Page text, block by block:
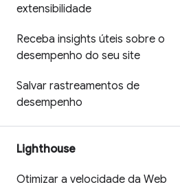
extensibilidade
Receba insights úteis sobre o
desempenho do seu site
Salvar rastreamentos de
desempenho
Lighthouse
Otimizar a velocidade da Web
Contribuir
Registre um bug